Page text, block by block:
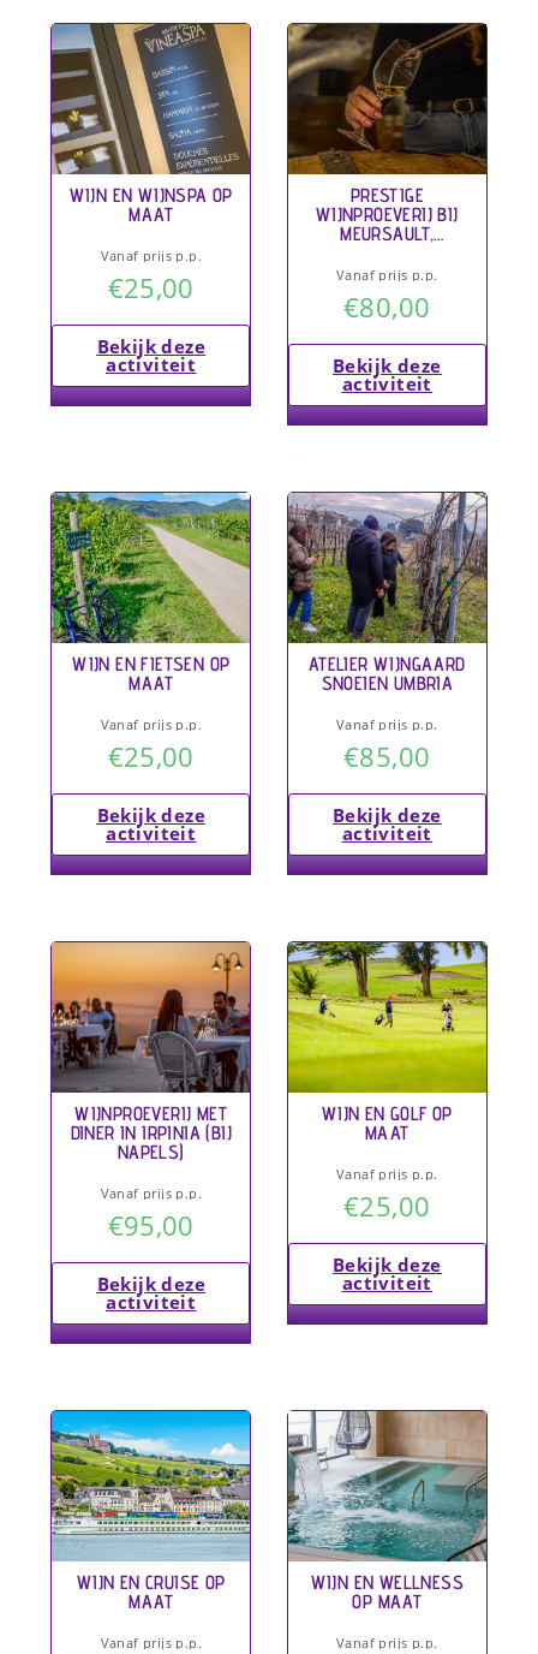
WIJN EN WIJNSPA OP
MAAT
Vanaf prijs p.p.
€25,00
Bekijk deze
activiteit
PRESTIGE
WIJNPROEVERIJ BIJ
MEURSAULT,
Vanaf prijs p.p.
€80,00
Bekijk deze
activiteit
WIJN EN FIETSEN OP
MAAT
Vanaf prijs p.p.
€25,00
Bekijk deze
activiteit
ATELIER WIJNGAARD
SNOEIEN UMBRIA
Vanaf prijs p.p.
€85,00
Bekijk deze
activiteit
WIJNPROEVERIJ MET
DINER IN IRPINIA (BIJ
NAPELS)
Vanaf prijs p.p.
€95,00
Bekijk deze
activiteit
WIJN EN GOLF OP
MAAT
Vanaf prijs p.p.
€25,00
Bekijk deze
activiteit
WIJN EN CRUISE OP
MAAT
Vanaf prijs p.p.
WIJN EN WELLNESS
OP MAAT
Vanaf prijs p.p.